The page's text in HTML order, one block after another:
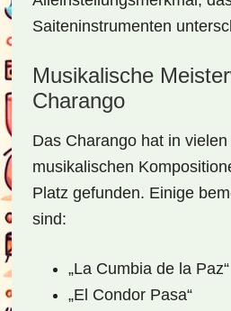
Saiteninstrumenten
Musikalische
Charango
Das Charango hat in
musikalischen
Platz gefunden. Einige
sind:
„La Cumbia de la Paz“
„El Condor Pasa“